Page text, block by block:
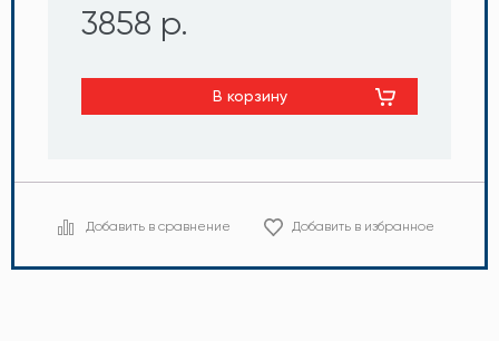
3858 р.
В корзину
Добавить в сравнение Добавить в избранное